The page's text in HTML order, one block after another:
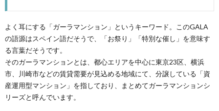
よく耳にする「ガーラマンション」というキーワード。このGALA
の語源はスペイン語だそうで、「お祭り」「特別な催し」を意味す
る言葉だそうです。
そのガーラマンションとは、都心エリアを中心に東京23区、横浜
市、川崎市などの賃貸需要が見込める地域にて、分譲している「資
産運用型マンション」を指しており、まとめてガーラマンションシ
リーズと呼んでいます。